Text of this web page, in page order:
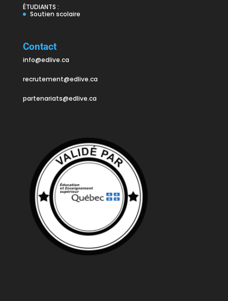
ÉTUDIANTS :
Soutien scolaire
Contact
info@edlive.ca
recrutement@edlive.ca
partenariats@edlive.ca